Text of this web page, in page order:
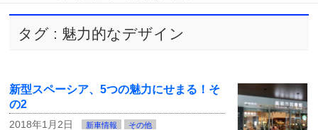
タグ : 魅力的なデザイン
新型スペーシア、5つの魅力にせまる！そ
の2
2018年1月2日 新車情報 その他